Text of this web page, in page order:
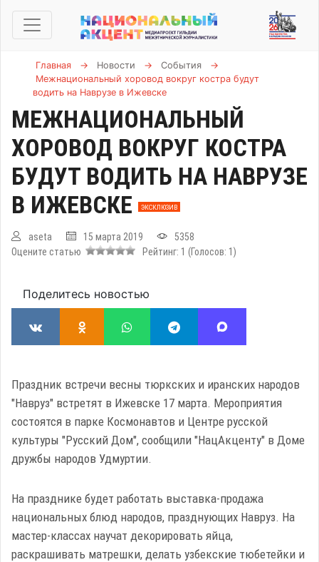
Главная → Новости → События
→
Межнациональный хоровод вокруг костра будут
водить на Наврузе в Ижевске
МЕЖНАЦИОНАЛЬНЫЙ
ХОРОВОД ВОКРУГ КОСТРА
БУДУТ ВОДИТЬ НА НАВРУЗЕ
В ИЖЕВСКЕ
ЭКСКЛЮЗИВ
aseta 15 марта 2019
5358
Оцените статью
Рейтинг: 1 (Голосов: 1 )
Поделитесь новостью
Праздник встречи весны тюркских и иранских народов
"Навруз" встретят в Ижевске 17 марта. Мероприятия
состоятся в парке Космонавтов и Центре русской
культуры "Русский Дом", сообщили "НацАкценту" в Доме
дружбы народов Удмуртии.
На празднике будет работать выставка-продажа
национальных блюд народов, празднующих Навруз. На
мастер-классах научат декорировать яйца,
раскрашивать матрешки, делать узбекские тюбетейки и